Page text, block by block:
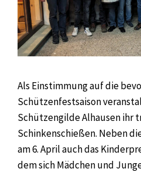
Als Einstimmung auf die
Schützenfestsaison
Schützengilde Alhausen ihr
Schinkenschießen. Neben
am 6. April auch das
dem sich Mädchen und